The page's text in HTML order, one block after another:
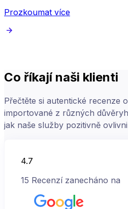
Prozkoumat více
Co říkají naši klienti
Přečtěte si autentické recenze
importované z různých
jak naše služby pozitivně
4.7
15 Recenzí zanecháno na